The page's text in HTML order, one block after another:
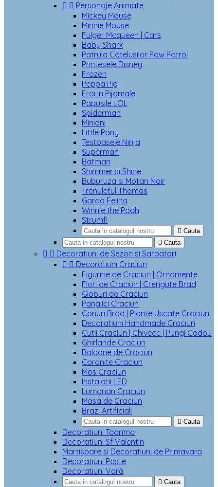
  Personaje Animate
Mickey Mouse
Minnie Mouse
Fulger Mcqueen | Cars
Baby Shark
Patrula Catelusilor Paw Patrol
Printesele Disney
Frozen
Peppa Pig
Eroi In Pijamale
Papusile LOL
Spiderman
Minioni
Little Pony
Testoasele Ninja
Superman
Batman
Shimmer si Shine
Buburuza si Motan Noir
Trenuletul Thomas
Garda Felina
Winnie the Pooh
Strumfi
 Cauta
 Cauta
  Decoratiuni de Sezon si Sarbatori
  Decoratiuni Craciun
Figurine de Craciun | Ornamente
Flori de Craciun | Crengute Brad
Globuri de Craciun
Panglici Craciun
Conuri Brad | Plante Uscate Craciun
Decoratiuni Handmade Craciun
Cutii Craciun | Ghivece | Pungi Cadou
Ghirlande Craciun
Baloane de Craciun
Coronite Craciun
Mos Craciun
Instalatii LED
Lumanari Craciun
Masa de Craciun
Brazi Artificiali
 Cauta
Decoratiuni Toamna
Decoratiuni Sf Valentin
Martisoare si Decoratiuni de Primavara
Decoratiuni Paste
Decoratiuni Vară
 Cauta